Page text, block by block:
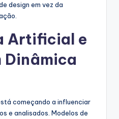
design em vez da
Artificial e
Dinâmica
começando a influenciar
e analisados. Modelos de